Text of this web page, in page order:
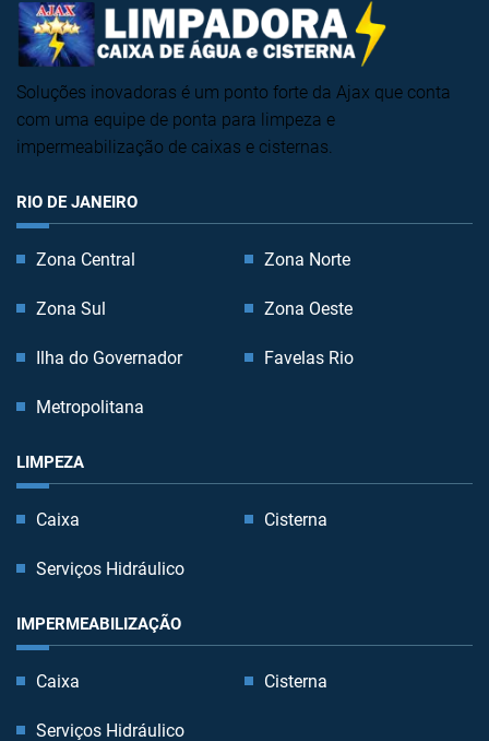
Soluções inovadoras é um ponto forte da Ajax que conta
com uma equipe de ponta para limpeza e
impermeabilização de caixas e cisternas.
RIO DE JANEIRO
Zona Central Zona Norte
Zona Sul Zona Oeste
Ilha do Governador Favelas Rio
Metropolitana
LIMPEZA
Caixa Cisterna
Serviços Hidráulico
IMPERMEABILIZAÇÃO
Caixa Cisterna
Serviços Hidráulico